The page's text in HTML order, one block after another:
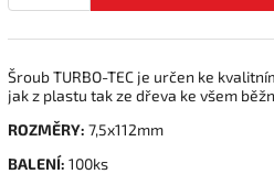
Šroub TURBO-TEC je určen ke
jak z plastu tak ze dřeva ke všem
ROZMĚRY: 7,5x112mm
BALENÍ: 100ks